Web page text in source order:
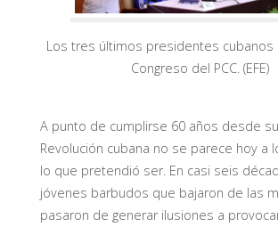
Los tres últimos presidentes cubanos
Congreso del PCC. (EFE)
A punto de cumplirse 60 años desde
Revolución cubana no se parece hoy a
lo que pretendió ser. En casi seis
jóvenes barbudos que bajaron de las
pasaron de generar ilusiones a